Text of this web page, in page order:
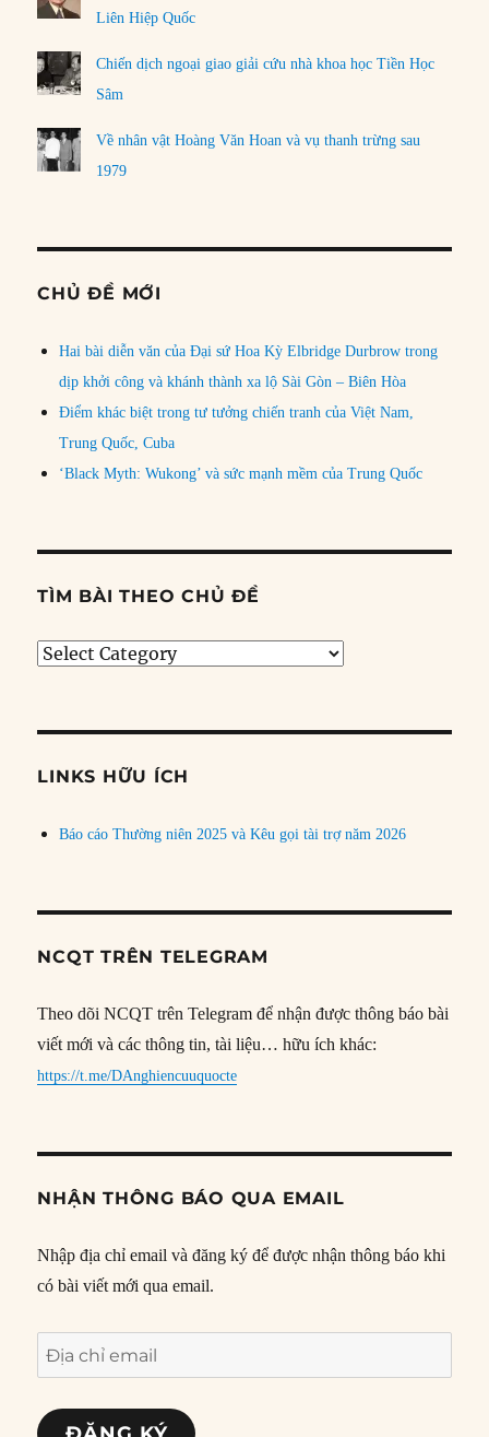
Liên Hiệp Quốc
Chiến dịch ngoại giao giải cứu nhà khoa học Tiền Học
Sâm
Về nhân vật Hoàng Văn Hoan và vụ thanh trừng sau
1979
CHỦ ĐỀ MỚI
Hai bài diễn văn của Đại sứ Hoa Kỳ Elbridge Durbrow trong
dịp khởi công và khánh thành xa lộ Sài Gòn – Biên Hòa
Điểm khác biệt trong tư tưởng chiến tranh của Việt Nam,
Trung Quốc, Cuba
‘Black Myth: Wukong’ và sức mạnh mềm của Trung Quốc
TÌM BÀI THEO CHỦ ĐỀ
Tìm
đề
LINKS HỮU ÍCH
Báo cáo Thường niên 2025 và Kêu gọi tài trợ năm 2026
NCQT TRÊN TELEGRAM
Theo dõi NCQT trên Telegram để nhận được thông báo bài
viết mới và các thông tin, tài liệu… hữu ích khác:
https://t.me/DAnghiencuuquocte
NHẬN THÔNG BÁO QUA EMAIL
Nhập địa chỉ email và đăng ký để được nhận thông báo khi
có bài viết mới qua email.
Địa
chỉ
email